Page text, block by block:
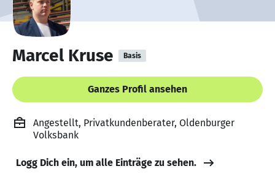
Marcel Kruse Basis
Ganzes Profil ansehen
Angestellt, Privatkundenberater, Oldenburger
Volksbank
Logg Dich ein, um alle Einträge zu sehen.